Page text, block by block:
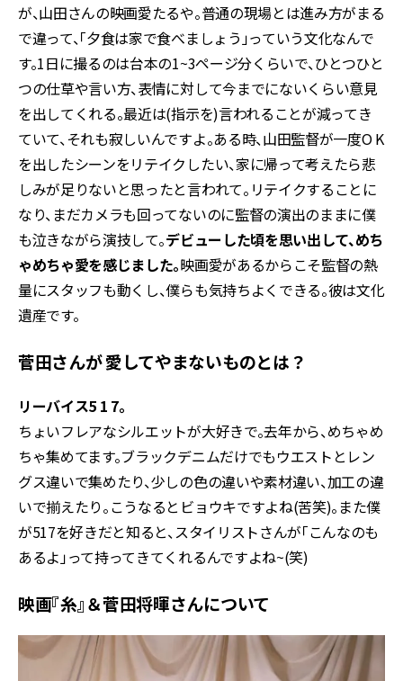
が、山田さんの映画愛たるや。普通の現場とは進み方がまる
で違って、「夕食は家で食べましょう」っていう文化なんで
す。1日に撮るのは台本の1~3ページ分くらいで、ひとつひと
つの仕草や言い方、表情に対して今までにないくらい意見
を出してくれる。最近は(指示を)言われることが減ってき
ていて、それも寂しいんですよ。ある時、山田監督が一度O K
を出したシーンをリテイクしたい、家に帰って考えたら悲
しみが足りないと思ったと言われて。リテイクすることに
なり、まだカメラも回ってないのに監督の演出のままに僕
も泣きながら演技して――。デビューした頃を思い出して、めち
ゃめちゃ愛を感じました。映画愛があるからこそ監督の熱
量にスタッフも動くし、僕らも気持ちよくできる。彼は文化
遺産です。
菅田さんが 愛してやまないものとは？
リーバイス5 1 7。
ちょいフレアなシルエットが大好きで。去年から、めちゃめ
ちゃ集めてます。ブラックデニムだけでもウエストとレン
グス違いで集めたり、少しの色の違いや素材違い、加工の違
いで揃えたり。こうなるとビョウキですよね(苦笑)。また僕
が517を好きだと知ると、スタイリストさんが「こんなのも
あるよ」って持ってきてくれるんですよね~(笑)
映画『糸』＆菅田将暉さんについて